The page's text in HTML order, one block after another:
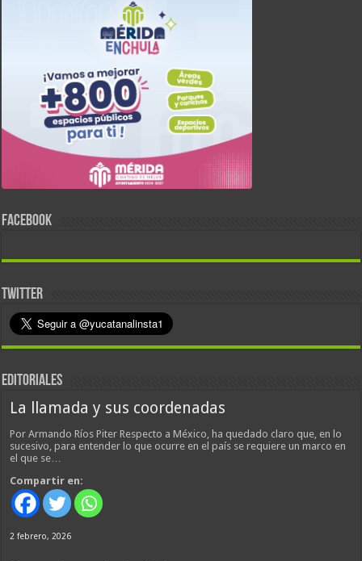
FACEBOOK
TWITTER
EDITORIALES
La llamada y sus coordenadas
Por Armando Ríos Piter Respecto a México, ha quedado claro que, en lo
sucesivo, para entender lo que ocurre en el país se requiere un marco en
el que se…
Compartir en:
2 febrero, 2026